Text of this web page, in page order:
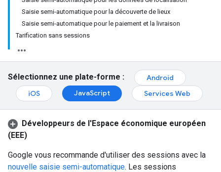
Saisie semi-automatique pour la découverte de lieux
Saisie semi-automatique pour le paiement et la livraison
Tarification sans sessions
Sélectionnez une plate-forme :
Android
iOS
JavaScript Services Web
Développeurs de l'Espace économique européen
(EEE)
Google vous recommande d'utiliser des sessions avec la
nouvelle saisie semi-automatique. Les sessions